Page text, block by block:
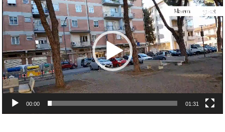
Player
00:00 01:31